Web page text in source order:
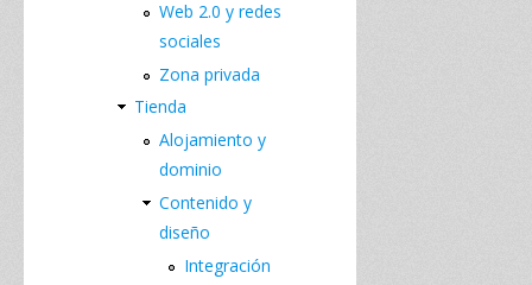
Web 2.0 y redes
sociales
Zona privada
Tienda
Alojamiento y
dominio
Contenido y
diseño
Integración